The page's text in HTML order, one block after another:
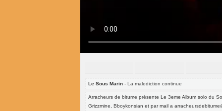
Le Sous Marin - La malediction continue
Arracheurs de bitume présente Le 3eme Album solo du
Grizzmine, Bboykonsian et par mail a